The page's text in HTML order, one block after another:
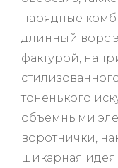
нарядные
длинный ворс
фактурой,
тоненького
объемными
воротнички,
шикарная